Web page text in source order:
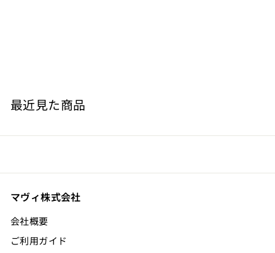
4
0
最近見た商品
マヴィ株式会社
会社概要
ご利用ガイド